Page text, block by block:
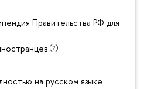
Правительства РФ для
на русском языке